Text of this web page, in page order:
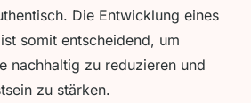
Die Entwicklung eines
somit entscheidend, um
nachhaltig zu reduzieren und
zu stärken.